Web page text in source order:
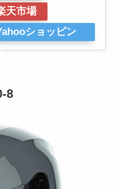
天市場
ショッピン
8